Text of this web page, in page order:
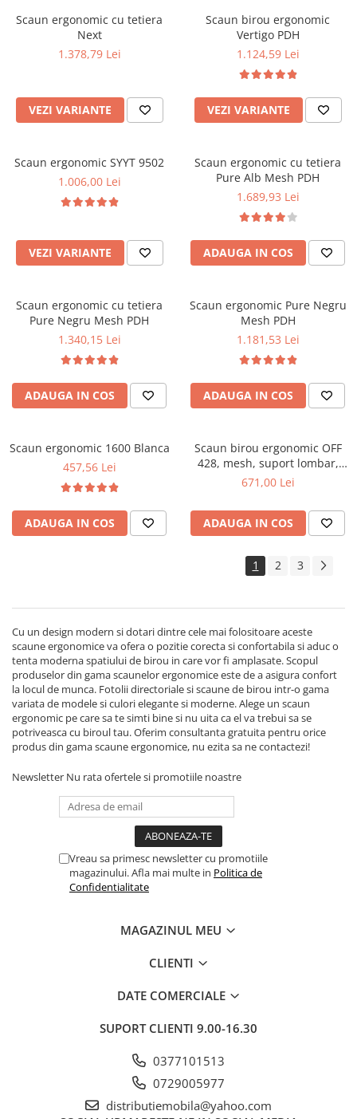
Scaun ergonomic cu tetiera
Next
1.378,79 Lei
VEZI VARIANTE
Scaun birou ergonomic
Vertigo PDH
1.124,59 Lei
VEZI VARIANTE
Scaun ergonomic SYYT 9502
1.006,00 Lei
VEZI VARIANTE
Scaun ergonomic cu tetiera
Pure Alb Mesh PDH
1.689,93 Lei
ADAUGA IN COS
Scaun ergonomic cu tetiera
Pure Negru Mesh PDH
1.340,15 Lei
ADAUGA IN COS
Scaun ergonomic Pure Negru
Mesh PDH
1.181,53 Lei
ADAUGA IN COS
Scaun ergonomic 1600 Blanca
457,56 Lei
ADAUGA IN COS
Scaun birou ergonomic OFF
428, mesh, suport lombar,
tetiera, mecanism multiblock,
671,00 Lei
ADAUGA IN COS
1 2 3
Cu un design modern si dotari dintre cele mai folositoare aceste
scaune ergonomice va ofera o pozitie corecta si confortabila si aduc o
tenta moderna spatiului de birou in care vor fi amplasate. Scopul
produselor din gama scaunelor ergonomice este de a asigura confort
la locul de munca. Fotolii directoriale si scaune de birou intr-o gama
variata de modele si culori elegante si moderne. Alege un scaun
ergonomic pe care sa te simti bine si nu uita ca el va trebui sa se
potriveasca cu biroul tau. Oferim consultanta gratuita pentru orice
produs din gama scaune ergonomice, nu ezita sa ne contactezi!
Newsletter Nu rata ofertele si promotiile noastre
Vreau sa primesc newsletter cu promotiile
magazinului. Afla mai multe in Politica de
Confidentialitate
MAGAZINUL MEU
CLIENTI
DATE COMERCIALE
SUPORT CLIENTI 9.00-16.30
0377101513
0729005977
distributiemobila@yahoo.com